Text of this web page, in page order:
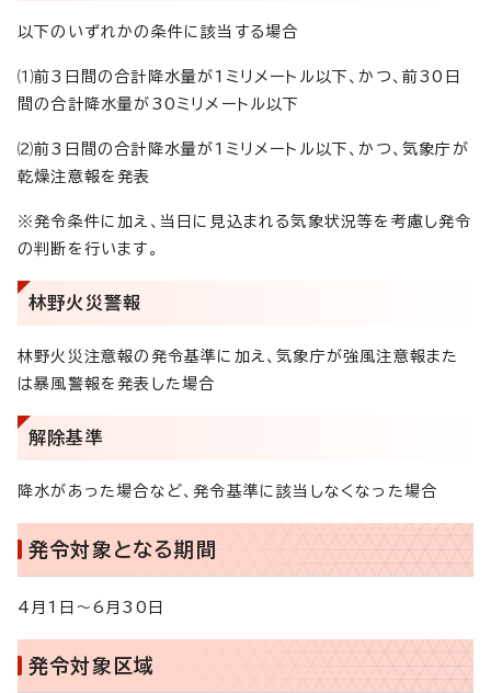
以下のいずれかの条件に該当する場合
⑴前3日間の合計降水量が1ミリメートル以下、かつ、前30日
間の合計降水量が30ミリメートル以下
⑵前3日間の合計降水量が1ミリメートル以下、かつ、気象庁が
乾燥注意報を発表
※発令条件に加え、当日に見込まれる気象状況等を考慮し発令
の判断を行います。
林野火災警報
林野火災注意報の発令基準に加え、気象庁が強風注意報また
は暴風警報を発表した場合
解除基準
降水があった場合など、発令基準に該当しなくなった場合
発令対象となる期間
4月1日～6月30日
発令対象区域